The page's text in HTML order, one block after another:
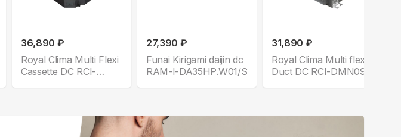
36,890 ₽
Royal Clima Multi Flexi
Cassette DC RCI-
27,390 ₽
Funai Kirigami daijin dc
RAM-I-DA35HP.W01/S
31,890 ₽
Royal Clima Multi flexi
Duct DC RCI-DMN09